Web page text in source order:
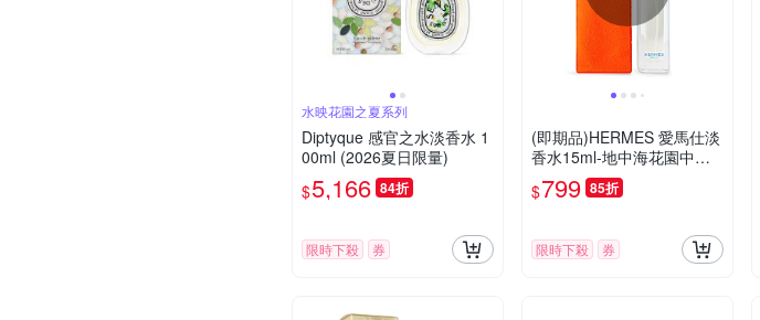
水映花園之夏系列
Diptyque 感官之水淡香水 1
00ml (2026夏日限量)
$5,166 84折
限時下殺 券
(即期品)HERMES 愛馬仕淡
香水15ml-地中海花園中性
淡香水(效期至2027/12/30)
$799 85折
限時下殺 券